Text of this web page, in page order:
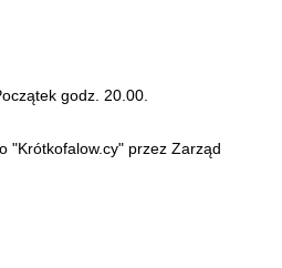
godz. 20.00.
"Krótkofalow.cy" przez Zarząd